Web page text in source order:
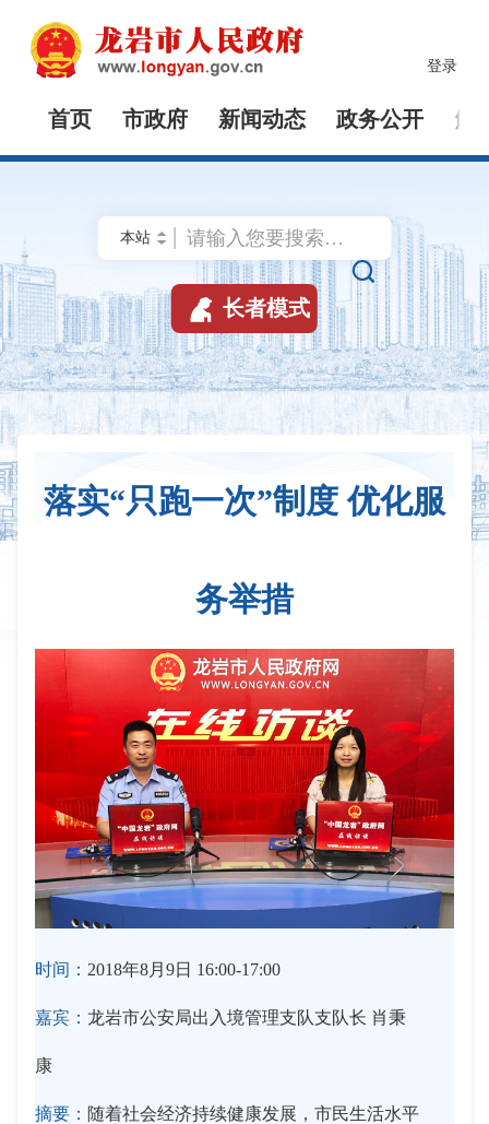
登录
首页 市政府 新闻动态 政务公开 解

 长者模式
落实“只跑一次”制度 优化服
务举措
时间： 2018年8月9日 16:00-17:00
嘉宾： 龙岩市公安局出入境管理支队支队长 肖秉
康
摘要： 随着社会经济持续健康发展，市民生活水平